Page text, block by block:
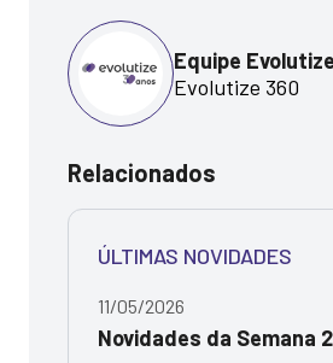
Equipe Evolutize
Evolutize 360
Relacionados
ÚLTIMAS NOVIDADES
11/05/2026
Novidades da Semana